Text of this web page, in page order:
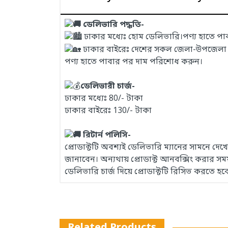
ডেলিভারি পদ্ধতি-
ঢাকার মধ্যেঃ হোম ডেলিভারি।পণ্য হাতে
ঢাকার বাইরেঃ দেশের সকল জেলা-উপজেলা
পণ্য হাতে পাবার পর দাম পরিশোধ করুন।
ডেলিভারী চার্জ-
ঢাকার মধ্যেঃ 80/- টাকা
ঢাকার বাইরেঃ 130/- টাকা
রিটার্ন পলিসি-
প্রোডাক্টটি অবশ্যই ডেলিভারি ম্যানের সামনে
জানাবেন। অন্যথায় প্রোডাক্ট আনবক্সিং করার
ডেলিভারি চার্জ দিয়ে প্রোডাক্টটি রিসিভ করতে